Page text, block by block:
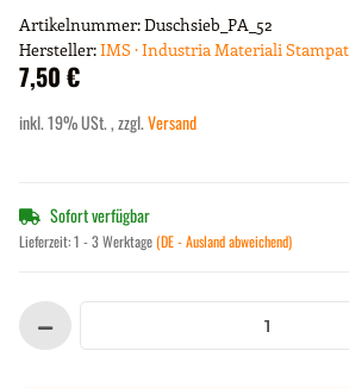
Artikelnummer:Duschsieb_PA_52
Hersteller:IMS · Industria Materiali
7,50 €
inkl. 19% USt. , zzgl.Versand
Sofort verfügbar
Lieferzeit:1 - 3 Werktage(DE - Ausland abweichend)